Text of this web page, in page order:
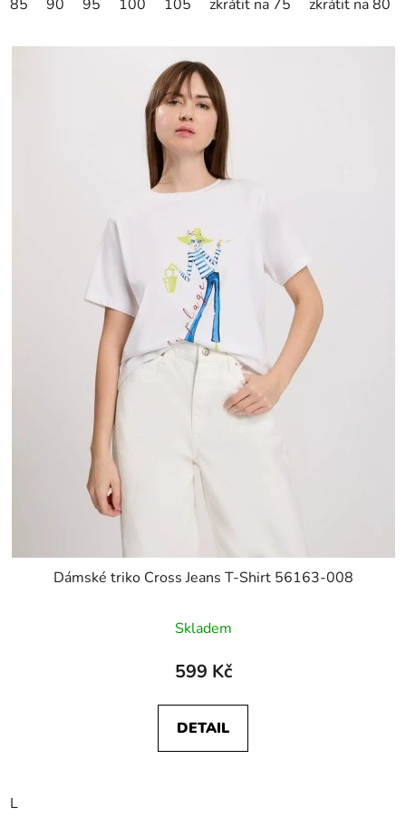
85 90 95 100 105 zkrátit na 75 zkrátit na 80
Dámské triko Cross Jeans T-Shirt 56163-008
Skladem
599 Kč
DETAIL
L